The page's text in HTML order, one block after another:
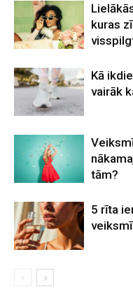
kuras
Kā
vairāk
tām?
5 rīta